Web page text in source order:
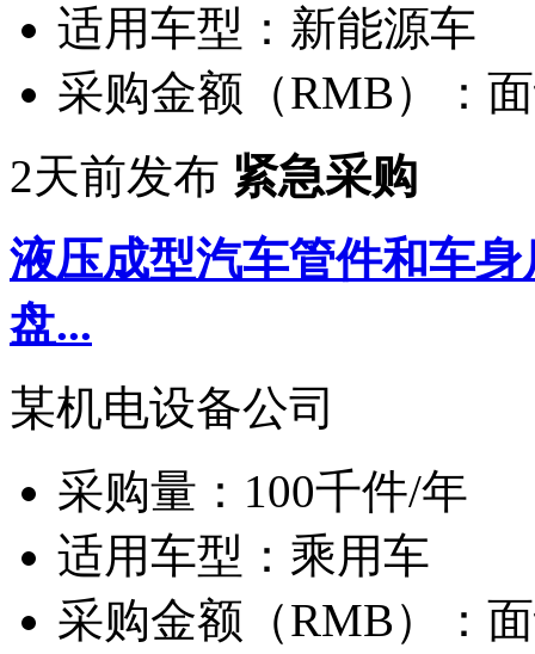
适用车型： 新能源车
采购金额（RMB）：
2天前发布 紧急采购
液压成型汽车管件和车
盘...
某机电设备公司
采购量： 100千件/年
适用车型： 乘用车
采购金额（RMB）：